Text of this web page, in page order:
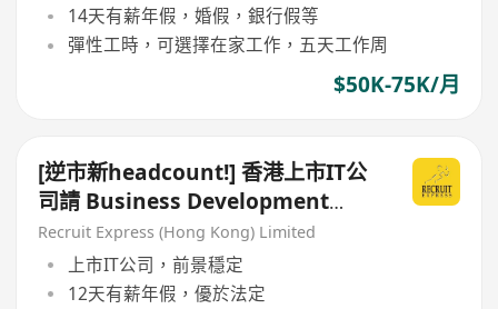
14天有薪年假，婚假，銀行假等
彈性工時，可選擇在家工作，五天工作周
$50K-75K/月
[逆市新headcount!] 香港上市IT公
司請 Business Development
Manager
Recruit Express (Hong Kong) Limited
上市IT公司，前景穩定
12天有薪年假，優於法定